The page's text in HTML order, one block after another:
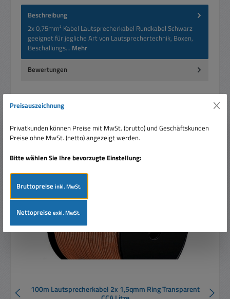
Beschreibung
2x 0,75mm² Kabel Lautsprecherkabel Rundkabel Schwarz
geeignet für jegliche Art von Lautsprechertechnik, Boxen,
Beschallungs… Mehr
Bewertungen
Produktgalerie überspringen
Ähnliche Artikel
%Rabatt
100m Lautsprecherkabel 2x 1,5qmm Ring Transparent
Preisauszeichnung
Privatkunden können Preise mit MwSt. (brutto) und Geschäftskunden
Preise ohne MwSt. (netto) angezeigt werden.
Bitte wählen Sie Ihre bevorzugte Einstellung:
Bruttopreiseinkl. MwSt.
Nettopreiseexkl. MwSt.